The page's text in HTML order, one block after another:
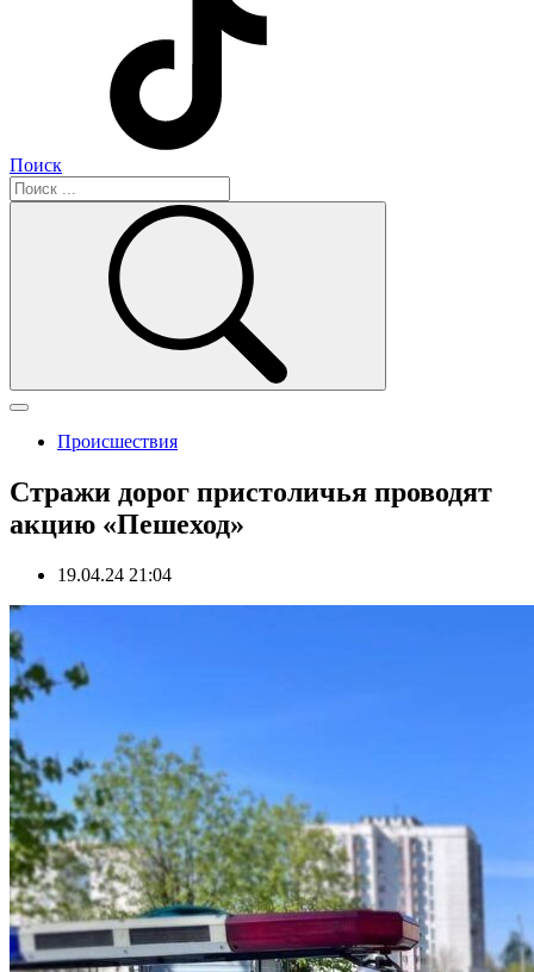
Поиск
Происшествия
Стражи дорог пристоличья проводят
акцию «Пешеход»
19.04.24 21:04